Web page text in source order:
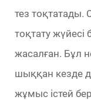
тез
тоқтату жүйесі
жасалған. Бұл
шыққан кезде
жұмыс істей